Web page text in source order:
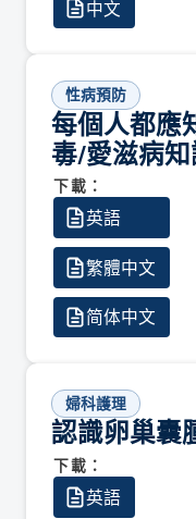
中文
性病預防
每個人都應
毒/愛滋病
下載：
英語
繁體中文
简体中文
婦科護理
認識卵巢囊
下載：
英語